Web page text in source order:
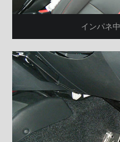
インパネ